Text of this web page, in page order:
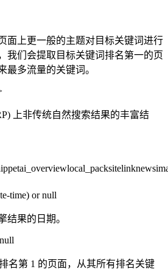
面上更一般的主题对目标关键词进行
我们会提取目标关键词排名第一的页
最多流量的关键词。
上非传统自然搜索结果的丰富结
ai_overviewlocal_packsitelinknews
time) or null
结果的日期。
名第 1 的页面，从其所有排名关键